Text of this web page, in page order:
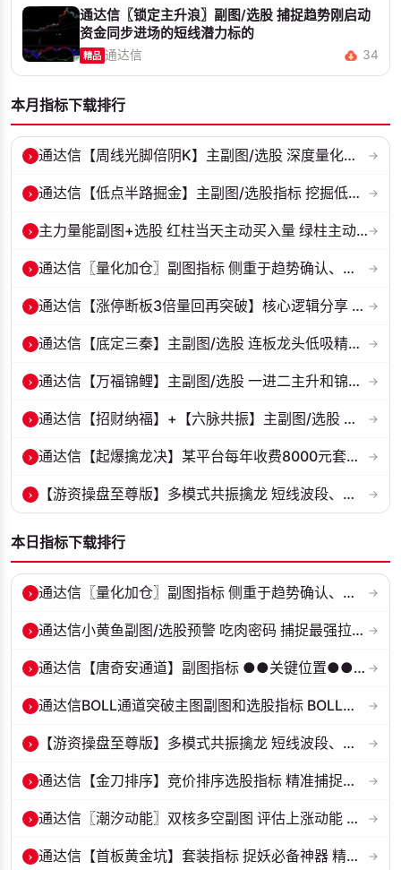
通达信〖锁定主升浪〗副图/选股 捕捉趋势刚启动
资金同步进场的短线潜力标的
精品 通达信 34
本月指标下载排行
› 通达信【周线光脚倍阴K】主副图/选股 深度量化光脚倍阴筑底逻辑 源码无... →
› 通达信【低点半路掘金】主副图/选股指标 挖掘低吸 半路下跌低吸思路 源... →
› 主力量能副图+选股 红柱当天主动买入量 绿柱主动卖出量→
› 通达信〖量化加仓〗副图指标 侧重于趋势确认、量能配合与高低位反转信号... →
› 通达信【涨停断板3倍量回再突破】核心逻辑分享 整体思路是捕捉首板后的... →
› 通达信【底定三秦】主副图/选股 连板龙头低吸精准量化 出票少而精 五年... →
› 通达信【万福锦鲤】主副图/选股 一进二主升和锦鲤回调两种模式 源码 →
› 通达信【招财纳福】+【六脉共振】主副图/选股 自用经历实战的指标 抓强... →
› 通达信【起爆擒龙决】某平台每年收费8000元套装 指标源码 无未来 →
› 【游资操盘至尊版】多模式共振擒龙 短线波段、低位抄底、游资启动行情量... →
本日指标下载排行
› 通达信〖量化加仓〗副图指标 侧重于趋势确认、量能配合与高低位反转信号... →
› 通达信小黄鱼副图/选股预警 吃肉密码 捕捉最强拉升段 源码 贴图 →
› 通达信【唐奇安通道】副图指标 ●●关键位置●●大概率区间 →
› 通达信BOLL通道突破主图副图和选股指标 BOLL通达突破追踪主力动向 源码... →
› 【游资操盘至尊版】多模式共振擒龙 短线波段、低位抄底、游资启动行情量... →
› 通达信【金刀排序】竞价排序选股指标 精准捕捉强势首板 源码 贴图 →
› 通达信〖潮汐动能〗双核多空副图 评估上涨动能 量化判断多空力量的强弱... →
› 通达信【首板黄金坑】套装指标 捉妖必备神器 精准捕捉强势股的起爆点 源... →